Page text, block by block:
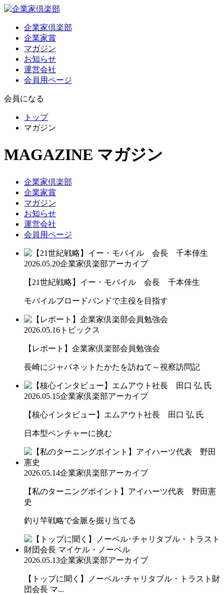
企業家倶楽部
企業家賞
マガジン
お知らせ
運営会社
会員用ページ
会員になる
トップ
マガジン
MAGAZINE マガジン
企業家倶楽部
企業家賞
マガジン
お知らせ
運営会社
会員用ページ
2026.05.20企業家倶楽部アーカイブ
【21世紀戦略】イー・モバイル 会長 千本倖生
モバイルブロードバンドで主役を目指す
2026.05.16 トピックス
【レポート】企業家倶楽部会員勉強会
長崎にジャパネットたかたを訪ねて～視察訪問記
2026.05.15企業家倶楽部アーカイブ
【核心インタビュー】エムアウト社長 田口 弘 氏
日本型ベンチャーに挑む
2026.05.14企業家倶楽部アーカイブ
【私のターニングポイント】アイハーツ代表 野田憲
史
釣り竿戦略で金脈を掘り当てる
2026.05.13企業家倶楽部アーカイブ
【トップに聞く】ノーベル･チャリタブル・トラスト財
団会長 マ...